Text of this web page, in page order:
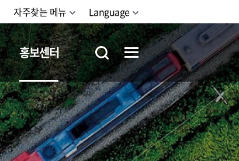
자주찾는 메뉴 Language
홍보센터
철도체험